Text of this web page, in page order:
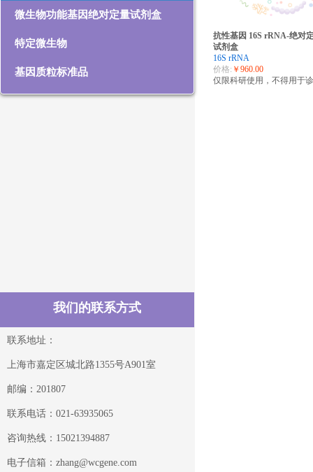
抗性基因 16S rRNA-绝对
试剂盒
16S rRNA
价格: ￥960.00
仅限科研使用，不得用于
联系地址：
上海市嘉定区城北路1355号A901室
邮编：201807
联系电话：021-63935065
咨询热线：15021394887
电子信箱：zhang@wcgene.com
我们的联系方式
微生物功能基因绝对定量试剂盒
特定微生物
基因质粒标准品